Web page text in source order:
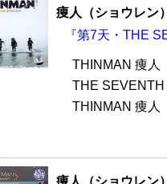
痩人（ショウレン
『第7天・THE
THINMAN 痩人
THE
THINMAN 痩人